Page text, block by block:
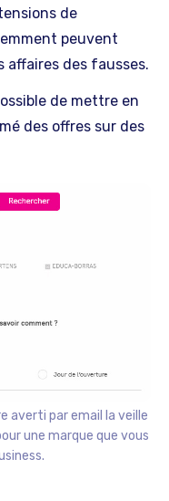
de
peuvent
affaires des fausses.
de mettre en
des offres sur des
averti par email la veille
une marque que vous